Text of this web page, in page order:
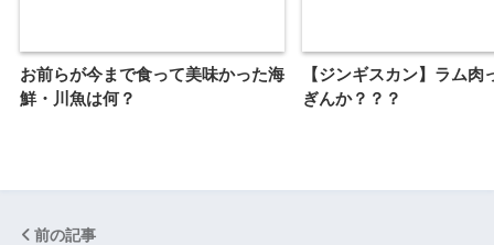
お前らが今まで食って美味かった海
鮮・川魚は何？
【ジンギスカン】ラム肉
ぎんか？？？
前の記事